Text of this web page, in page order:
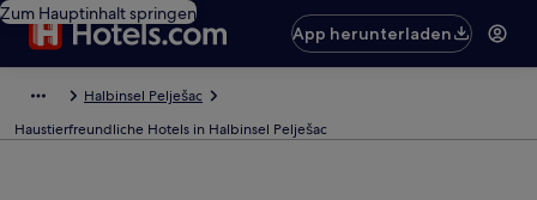
Zum Hauptinhalt springen
App herunterladen
Halbinsel Pelješac
Haustierfreundliche Hotels in Halbinsel Pelješac